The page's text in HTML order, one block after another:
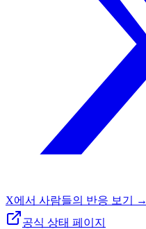
X에서 사람들의 반응 보기 →
공식 상태 페이지